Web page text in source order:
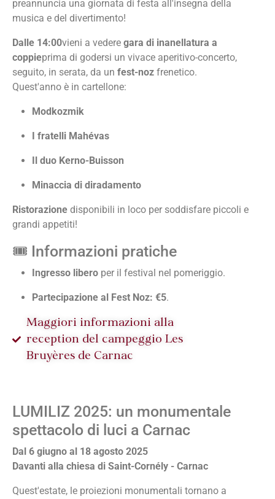
preannuncia una giornata di festa all'insegna della
musica e del divertimento!
Dalle 14:00vieni a vedere gara di inanellatura a
coppieprima di godersi un vivace aperitivo-concerto,
seguito, in serata, da un fest-noz frenetico.
Quest'anno è in cartellone:
Modkozmik
I fratelli Mahévas
Il duo Kerno-Buisson
Minaccia di diradamento
Ristorazione disponibili in loco per soddisfare piccoli e
grandi appetiti!
🎟️ Informazioni pratiche
Ingresso libero per il festival nel pomeriggio.
Partecipazione al Fest Noz: €5.
Maggiori informazioni alla
reception del campeggio Les
Bruyères de Carnac
LUMILIZ 2025: un monumentale
spettacolo di luci a Carnac
Dal 6 giugno al 18 agosto 2025
Davanti alla chiesa di Saint-Cornély - Carnac
Quest'estate, le proiezioni monumentali tornano a